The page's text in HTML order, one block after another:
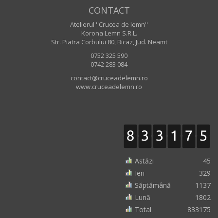
CONTACT
Atelierul ''Crucea de lemn''
Korona Lemn S.R.L.
Str. Piatra Corbului 80, Bicaz, Jud. Neamt
0752 325 590
0742 283 084
contact@cruceadelemn.ro
www.cruceadelemn.ro
Astăzi
45
Ieri
329
Săptămână
1137
Lună
1802
Total
833175